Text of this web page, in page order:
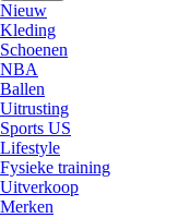
Nieuw
Kleding
Schoenen
NBA
Ballen
Uitrusting
Sports US
Lifestyle
Fysieke training
Uitverkoop
Merken